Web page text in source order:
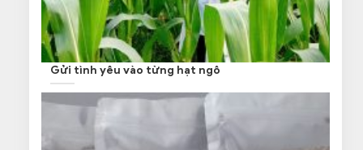
Gửi tình yêu vào từng hạt ngô